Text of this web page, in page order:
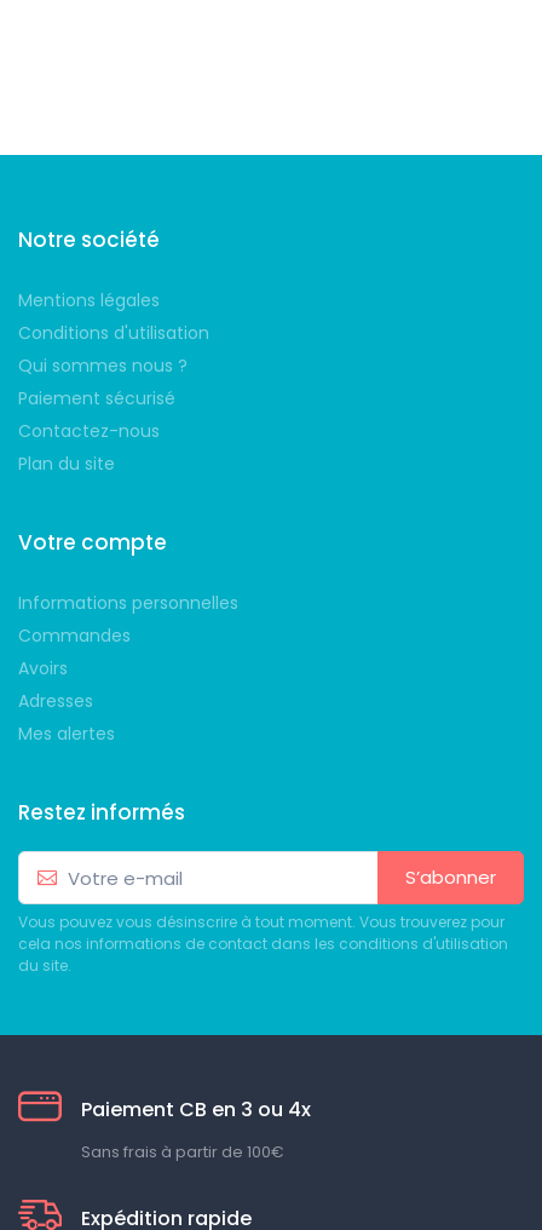
Notre société
Mentions légales
Conditions d'utilisation
Qui sommes nous ?
Paiement sécurisé
Contactez-nous
Plan du site
Votre compte
Informations personnelles
Commandes
Avoirs
Adresses
Mes alertes
Restez informés
S’abonner
Vous pouvez vous désinscrire à tout moment. Vous trouverez pour
cela nos informations de contact dans les conditions d'utilisation
du site.
Paiement CB en 3 ou 4x
Sans frais à partir de 100€
Expédition rapide